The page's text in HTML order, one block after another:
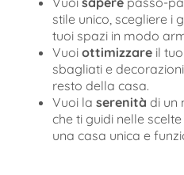
stile unico, scegliere i
tuoi spazi in modo
Vuoi ottimizzare il
sbagliati e
resto della casa.
Vuoi la serenità di un
che ti guidi nelle
una casa unica e